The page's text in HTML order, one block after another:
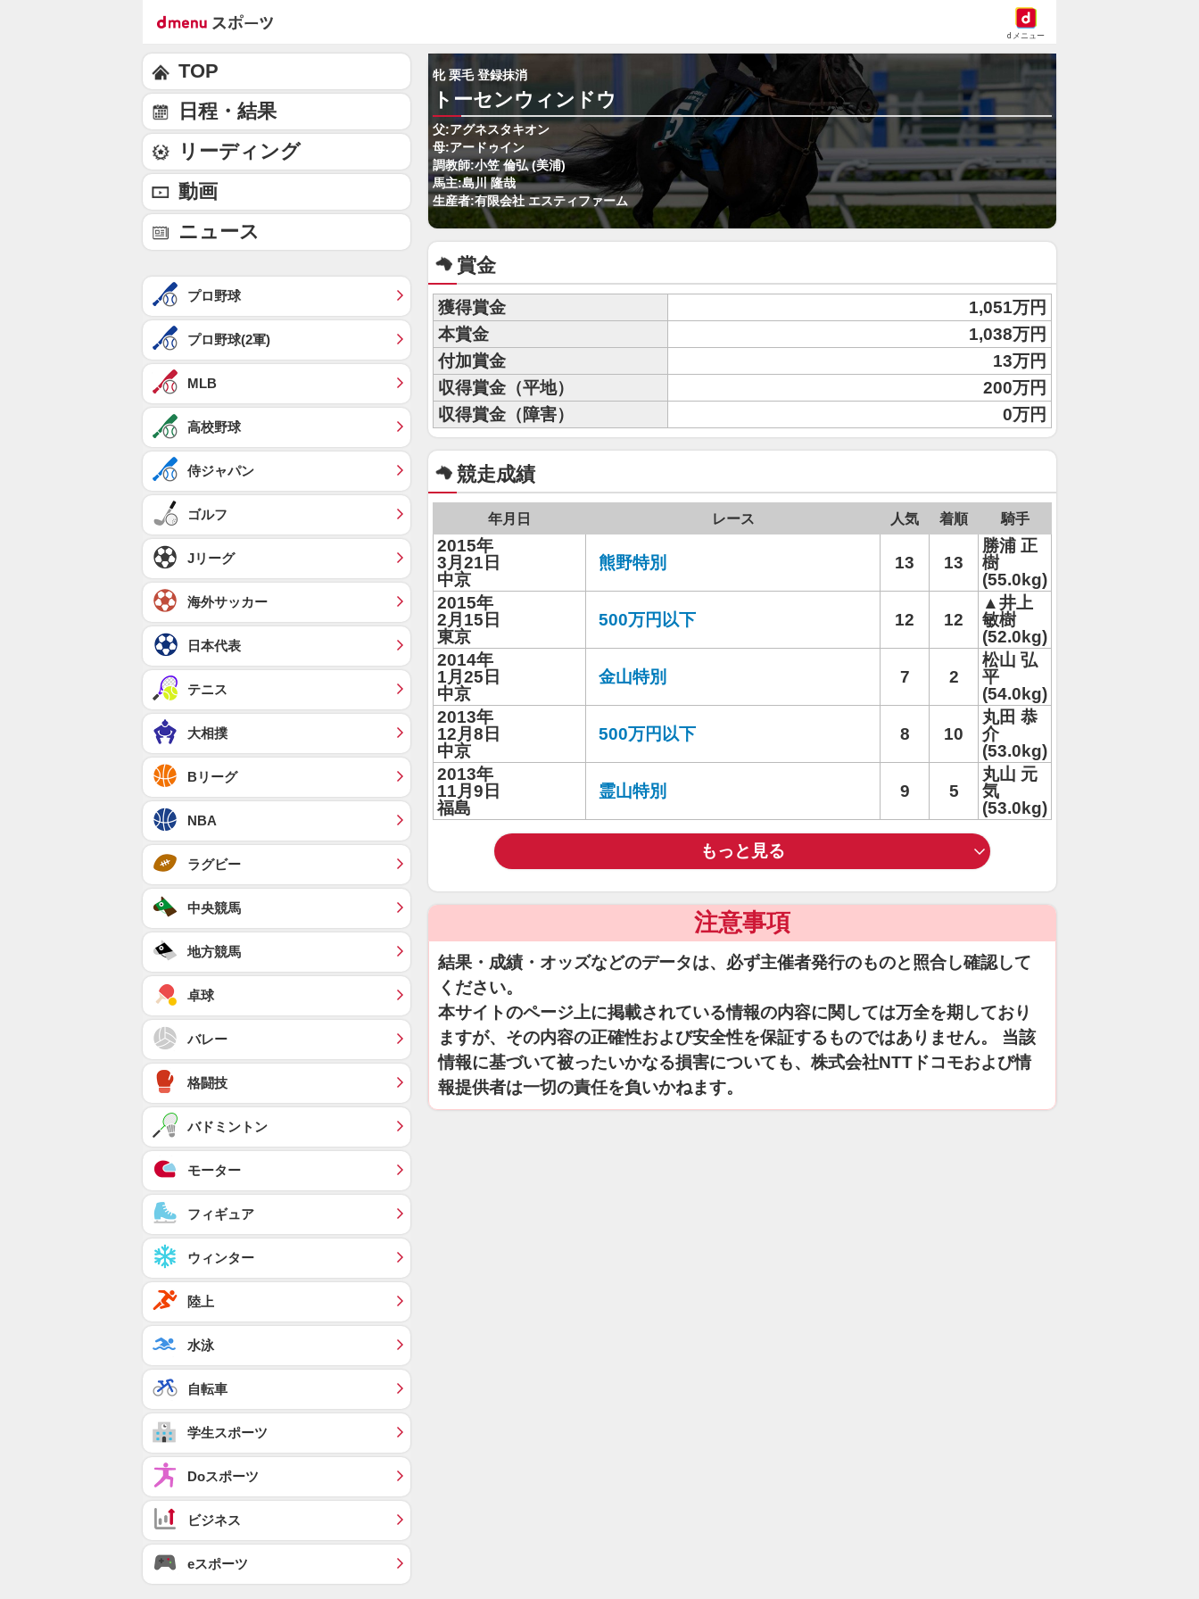
dメニュー
牝 栗毛 登録抹消
トーセンウィンドウ
父:アグネスタキオン
母:アードゥイン
調教師:小笠 倫弘 (美浦)
馬主:島川 隆哉
生産者:有限会社 エスティファーム
賞金
獲得賞金
1,051万円
本賞金
1,038万円
付加賞金
13万円
収得賞金（平地）
200万円
収得賞金（障害）
0万円
競走成績
年月日 レース 人気 着順 騎手
2015年
3月21日
中京
熊野特別 13 13
勝浦 正
樹
(55.0kg)
2015年
2月15日
東京
500万円以下 12 12
▲井上
敏樹
(52.0kg)
2014年
1月25日
中京
金山特別 7 2
松山 弘
平
(54.0kg)
2013年
12月8日
中京
500万円以下 8 10
丸田 恭
介
(53.0kg)
2013年
11月9日
福島
霊山特別 9 5
丸山 元
気
(53.0kg)
もっと見る
注意事項
結果・成績・オッズなどのデータは、必ず主催者発行のものと照合し確認して
ください。
本サイトのページ上に掲載されている情報の内容に関しては万全を期しており
ますが、その内容の正確性および安全性を保証するものではありません。 当該
情報に基づいて被ったいかなる損害についても、株式会社NTTドコモおよび情
報提供者は一切の責任を負いかねます。
TOP
日程・結果
リーディング
動画
ニュース
プロ野球
プロ野球(2軍)
MLB
高校野球
侍ジャパン
ゴルフ
Jリーグ
海外サッカー
日本代表
テニス
大相撲
Bリーグ
NBA
ラグビー
中央競馬
地方競馬
卓球
バレー
格闘技
バドミントン
モーター
フィギュア
ウィンター
陸上
水泳
自転車
学生スポーツ
Doスポーツ
ビジネス
eスポーツ